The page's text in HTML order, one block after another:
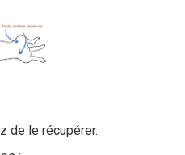
de le récupérer.